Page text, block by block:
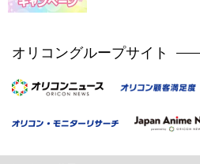
オリコングループサイト